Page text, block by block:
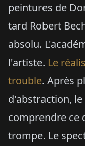
peintures de
tard Robert
absolu.
l'artiste. Le
trouble. Après
d'abstraction,
comprendre ce
trompe. Le